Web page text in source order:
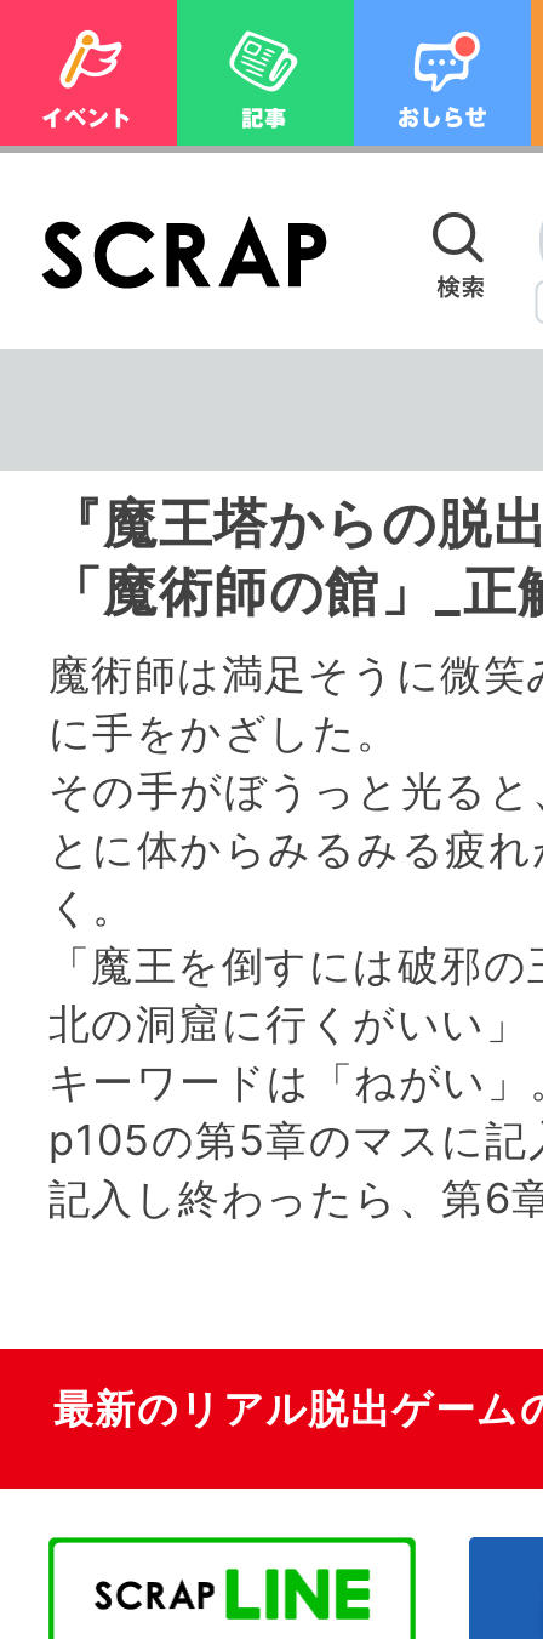
『魔王塔からの脱
「魔術師の館」_正
魔術師は満足そうに微
に手をかざした。
その手がぼうっと光る
とに体からみるみる疲
く。
「魔王を倒すには破邪
北の洞窟に行くがいい」
キーワードは「ねがい」
p105の第5章のマスに記
記入し終わったら、第6
最新のリアル脱出ゲーム